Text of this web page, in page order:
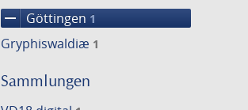
remove Göttingen 1
Gryphiswaldiæ 1
Sammlungen